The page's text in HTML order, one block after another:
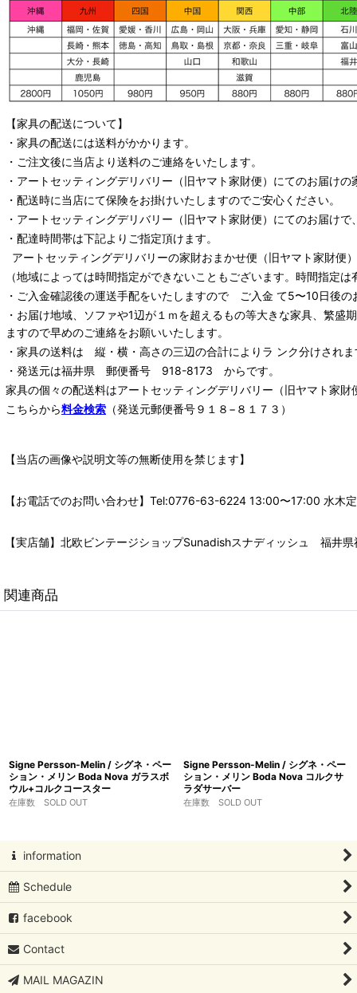
【家具の配送について】
・家具の配送には送料がかかります。
・ご注文後に当店より送料のご連絡をいたします。
・ アートセッティングデリバリー （旧ヤマト家財便） にてのお届けの
・配送時に当店にて保険をお掛けいたしますのでご安心ください。
・ アートセッティングデリバリー （旧ヤマト家財便） にてのお届けで
・配達時間帯は下記よりご指定頂けます。
アートセッティングデリバリーの家財おまかせ便 （旧ヤマト家財便
（地域によっては時間指定ができないこともございます。時間指定
・ご入金確認後の運送手配をいたしますので ご入金 て5〜10日後の
・お届け地域、ソファや1辺が１ｍを超えるもの等大きな家具、繁
ますので早めのご連絡をお願いいたします。
・家具の送料は 縦・横・高さの三辺の合計によりラ ンク分けされま
・発送元は福井県 郵便番号 918-8173 からです。
家具の個々の配送料はアートセッティングデリバリー （旧ヤマト家財
こちらから料金検索 （発送元郵便番号９１８−８１７３）
【当店の画像や説明文等の無断使用を禁じます】
【お電話でのお問い合わせ】Tel:0776-63-6224 13:00〜17:00 水木
【実店舗】北欧ビンテージショップSunadishスナディッシュ 福井
関連商品
Signe Persson-Melin / シグネ・ペー
ション・メリン Boda Nova ガラスボ
ウル+コルクコースター
在庫数 SOLD OUT
Signe Persson-Melin / シグネ・ペー
ション・メリン Boda Nova コルクサ
ラダサーバー
在庫数 SOLD OUT
information
Schedule
facebook
Contact
MAIL MAGAZIN